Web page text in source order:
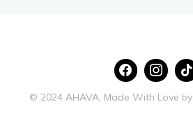
© 2024 AHAVA, Made With Love by